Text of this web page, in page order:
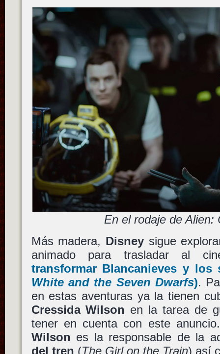
En el rodaje de Alien:
Más madera, Disneysigue
animado para trasladar al
transformar Blancanieves y los
White and the Seven Dwarfs).
en estas aventuras ya la tienen
Cressida Wilson en la tarea de
tener en cuenta con este
Wilson es la responsable de la
del tren (The Girl on the Train) así